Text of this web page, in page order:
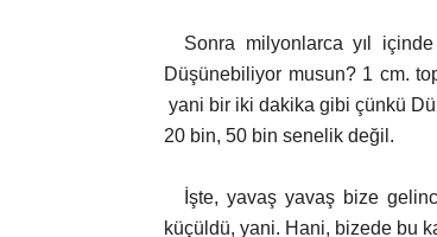
Sonra milyonlarca yıl
Düşünebiliyor musun? 1 cm.
yani bir iki dakika gibi çünkü
20 bin, 50 bin senelik değil.
İşte, yavaş yavaş bize
küçüldü, yani. Hani, bizede bu